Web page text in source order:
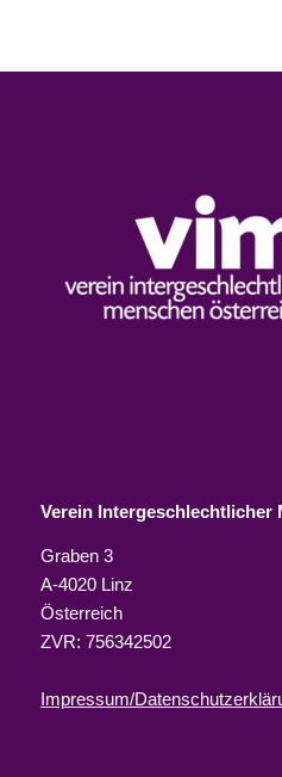
Verein Intergeschlechtlicher
Graben 3
A-4020 Linz
Österreich
ZVR: 756342502
Impressum/